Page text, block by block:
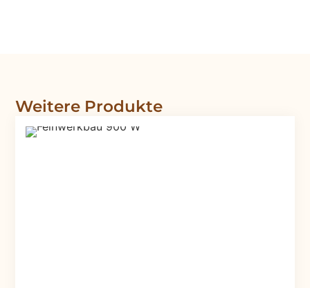
Weitere Produkte